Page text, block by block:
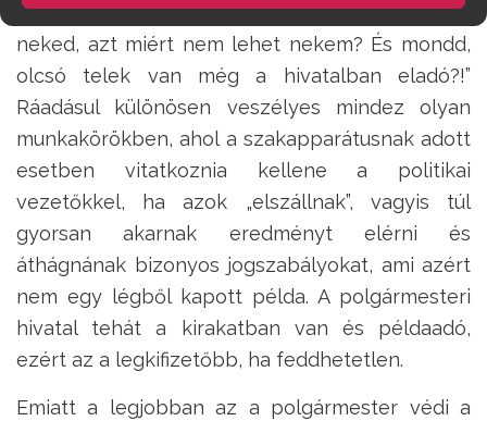
a polgár se rest visszakérdezni: „Amit lehet
neked, azt miért nem lehet nekem? És mondd,
olcsó telek van még a hivatalban eladó?!”
Ráadásul különösen veszélyes mindez olyan
munkakörökben, ahol a szakapparátusnak adott
esetben vitatkoznia kellene a politikai
vezetőkkel, ha azok „elszállnak”, vagyis túl
gyorsan akarnak eredményt elérni és
áthágnának bizonyos jogszabályokat, ami azért
nem egy légből kapott példa. A polgármesteri
hivatal tehát a kirakatban van és példaadó,
ezért az a legkifizetőbb, ha feddhetetlen.
Emiatt a legjobban az a polgármester védi a